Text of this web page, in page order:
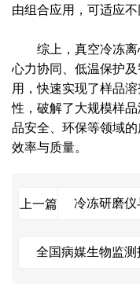
由组合应用，可适应不
综上，真空冷冻离
心力协同、低温保护
用，快速实现了样品
性，破解了大规模样
品安全、环保等领域
效率与质量。
上一篇
冷冻研磨仪
全国病媒生物监测